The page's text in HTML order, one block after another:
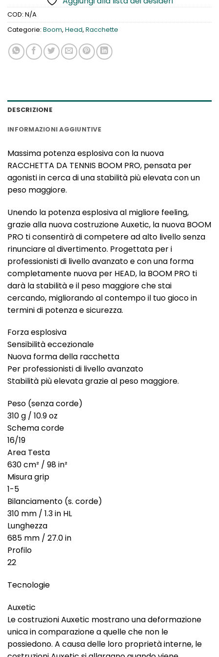
COD: N/A
Categorie: Boom, Head, Racchette
DESCRIZIONE
INFORMAZIONI AGGIUNTIVE
Massima potenza esplosiva con la nuova
RACCHETTA DA TENNIS BOOM PRO, pensata per
agonisti in cerca di una stabilità più elevata con un
peso maggiore.
Unendo la potenza esplosiva al migliore feeling,
grazie alla nuova costruzione Auxetic, la nuova BOOM
PRO ti consentirà di competere ad alto livello senza
rinunciare al divertimento. Progettata per i
professionisti di livello avanzato e con una forma
completamente nuova per HEAD, la BOOM PRO ti
darà la stabilità e il peso maggiore che stai
cercando, migliorando al contempo il tuo gioco in
termini di potenza e sicurezza.
Forza esplosiva
Sensibilità eccezionale
Nuova forma della racchetta
Per professionisti di livello avanzato
Stabilità più elevata grazie al peso maggiore.
Peso (senza corde)
310 g / 10.9 oz
Schema corde
16/19
Area Testa
630 cm² / 98 in²
Misura grip
1-5
Bilanciamento (s. corde)
310 mm / 1.3 in HL
Lunghezza
685 mm / 27.0 in
Profilo
22
Tecnologie
Auxetic
Le costruzioni Auxetic mostrano una deformazione
unica in comparazione a quelle che non le
possiedono. A causa delle loro proprietà interne, le